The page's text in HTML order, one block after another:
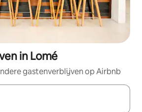
in Lomé
gastenverblijven op Airbnb
beschikbaar zijn, maak je een keuze